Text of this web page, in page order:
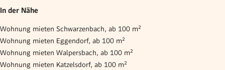
In der Nähe
Wohnung mieten Schwarzenbach, ab 100 m²
Wohnung mieten Eggendorf, ab 100 m²
Wohnung mieten Walpersbach, ab 100 m²
Wohnung mieten Katzelsdorf, ab 100 m²